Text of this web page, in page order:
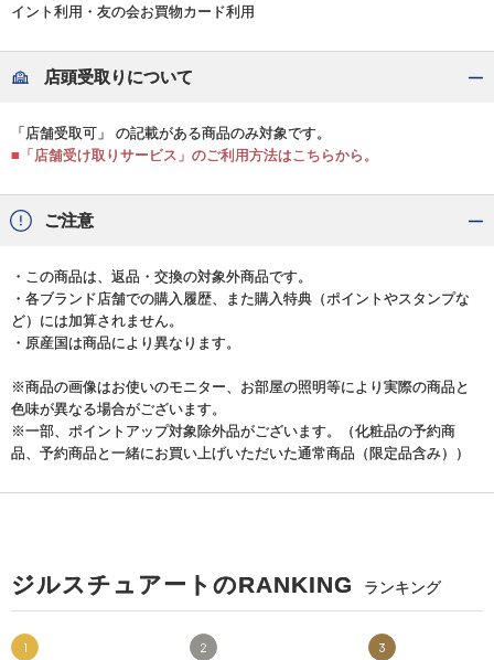
イント利用・友の会お買物カード利用
店頭受取りについて
「店舗受取可」 の記載がある商品のみ対象です。
■「店舗受け取りサービス」のご利用方法はこちらから。
ご注意
・この商品は、返品・交換の対象外商品です。
・各ブランド店舗での購入履歴、また購入特典（ポイントやスタンプな
ど）には加算されません。
・原産国は商品により異なります。
※商品の画像はお使いのモニター、お部屋の照明等により実際の商品と
色味が異なる場合がございます。
※一部、ポイントアップ対象除外品がございます。（化粧品の予約商
品、予約商品と一緒にお買い上げいただいた通常商品（限定品含み））
ジルスチュアートのRANKING ランキング
1 2 3